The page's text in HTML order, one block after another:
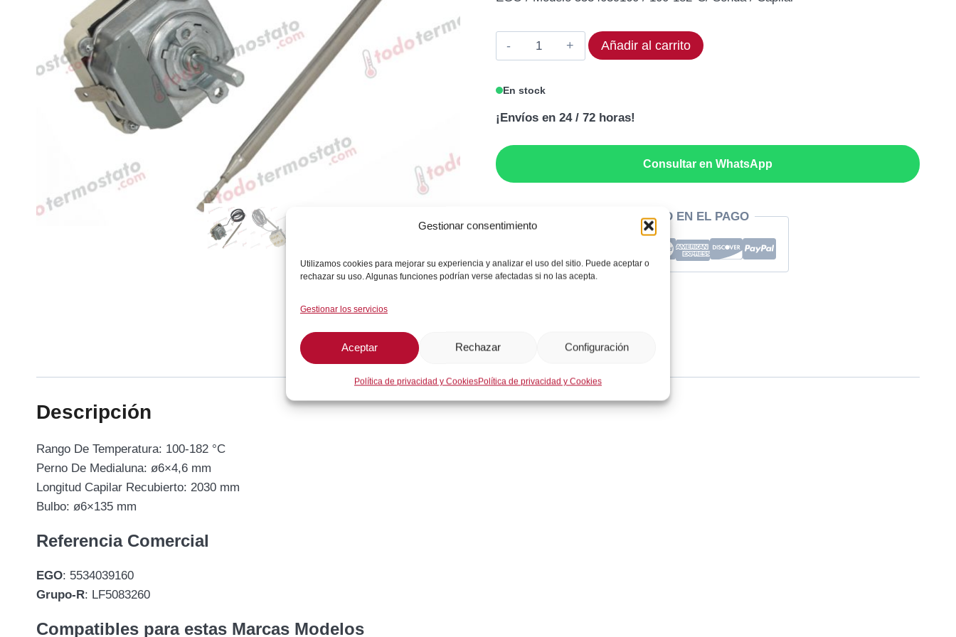
Gestionar consentimiento
Utilizamos cookies para mejorar su experiencia y analizar el uso del sitio. Puede aceptar o
rechazar su uso. Algunas funciones podrían verse afectadas si no las acepta.
Gestionar los servicios
Aceptar Rechazar Configuración
Política de privacidad y CookiesPolítica de privacidad y Cookies
era:
604,06€.
es:
483,25€.
Termostato
EGO
Rango
100-
Añadir al carrito
En stock
¡Envíos en 24 / 72 horas!
Consultar en WhatsApp
GARANTÍA DE SEGURIDAD EN EL PAGO
Descripción
Rango De Temperatura: 100-182 °C
Perno De Medialuna: ø6×4,6 mm
Longitud Capilar Recubierto: 2030 mm
Bulbo: ø6×135 mm
Referencia Comercial
EGO: 5534039160
Grupo-R: LF5083260
Compatibles para estas Marcas Modelos